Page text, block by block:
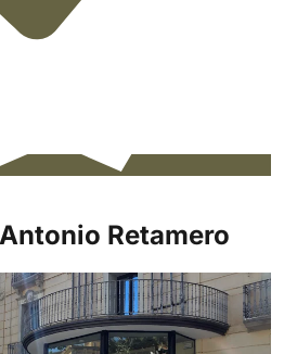
Retamero